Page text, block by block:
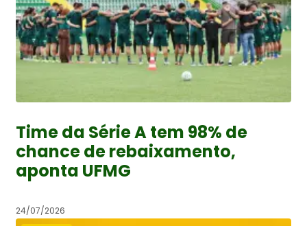
Time da Série A tem 98% de
chance de rebaixamento,
aponta UFMG
24/07/2026